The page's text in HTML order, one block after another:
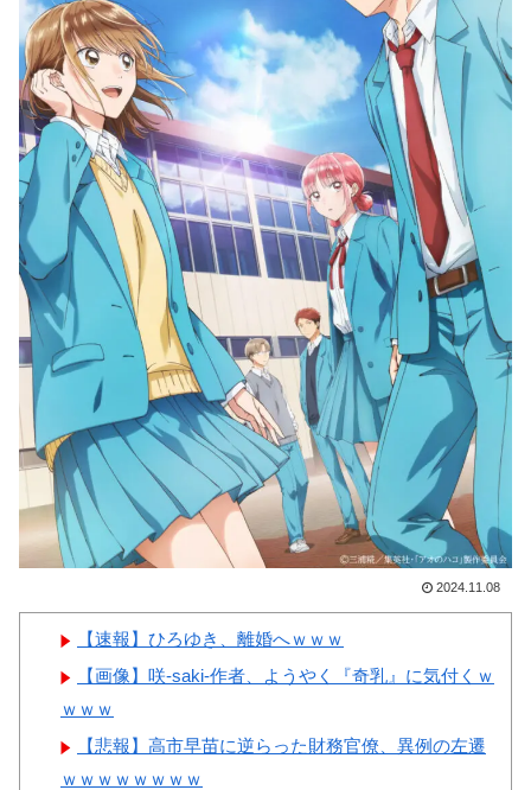
海外「日本よ、お前がナンバ
ーワンだ」 熊本地震直後の日
本の対応のスピードに世界が衝
【画像】顔100点、体30点の
女ｗｗｗ
Powered by livedoor 相互RSS
韓国人「韓国サッカー協会関
係者が『不適切接待は慣行だっ
た』と衝撃発言！日韓ワールド
カップ4強にも疑いの視線が向
けられる」
韓国人「不適切接待疑惑、
2002年イタリア・スペイン戦で
『韓国に奪われた』と欧州の大
手メディアが一斉に報道！」
韓国人「フランスの有力紙も
大韓サッカー協会前代未聞の不
祥事を詳細に報道！」→「国際
的スキャンダルに発展してしま
う‥」
韓国人「我が国がクウェート
戦で行った審判買収が本当に深
刻である理由がこちら…」
2024.11.08
【速報】ひろゆき、離婚へｗｗｗ
【画像】咲-saki-作者、ようやく『奇乳』に気付くｗ
ｗｗｗ
【悲報】高市早苗に逆らった財務官僚、異例の左遷
ｗｗｗｗｗｗｗｗ